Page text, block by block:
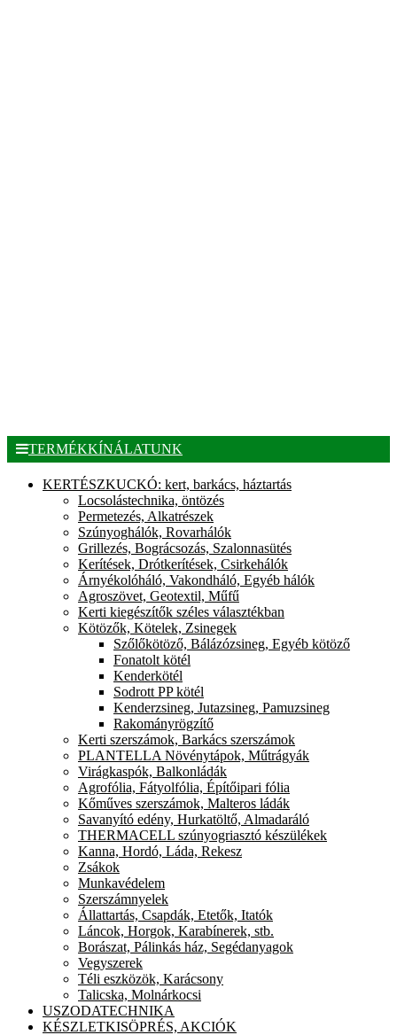
TERMÉKKÍNÁLATUNK
KERTÉSZKUCKÓ: kert, barkács, háztartás
Locsolástechnika, öntözés
Permetezés, Alkatrészek
Szúnyoghálók, Rovarhálók
Grillezés, Bográcsozás, Szalonnasütés
Kerítések, Drótkerítések, Csirkehálók
Árnyékolóháló, Vakondháló, Egyéb hálók
Agroszövet, Geotextil, Műfű
Kerti kiegészítők széles választékban
Kötözők, Kötelek, Zsinegek
Szőlőkötöző, Bálázózsineg, Egyéb kötöző
Fonatolt kötél
Kenderkötél
Sodrott PP kötél
Kenderzsineg, Jutazsineg, Pamuzsineg
Rakományrögzítő
Kerti szerszámok, Barkács szerszámok
PLANTELLA Növénytápok, Műtrágyák
Virágkaspók, Balkonládák
Agrofólia, Fátyolfólia, Építőipari fólia
Kőműves szerszámok, Malteros ládák
Savanyító edény, Hurkatöltő, Almadaráló
THERMACELL szúnyogriasztó készülékek
Kanna, Hordó, Láda, Rekesz
Zsákok
Munkavédelem
Szerszámnyelek
Állattartás, Csapdák, Etetők, Itatók
Láncok, Horgok, Karabínerek, stb.
Borászat, Pálinkás ház, Segédanyagok
Vegyszerek
Téli eszközök, Karácsony
Talicska, Molnárkocsi
USZODATECHNIKA
KÉSZLETKISÖPRÉS, AKCIÓK